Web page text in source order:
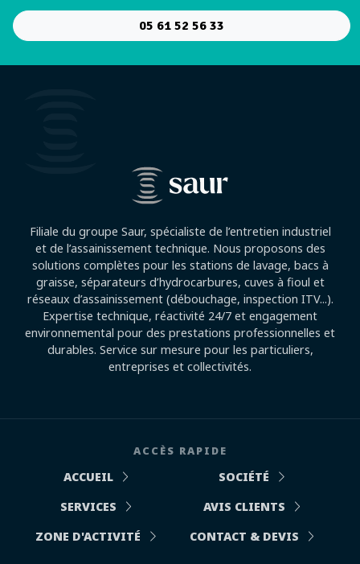
05 61 52 56 33
Filiale du groupe Saur, spécialiste de l’entretien industriel
et de l’assainissement technique. Nous proposons des
solutions complètes pour les stations de lavage, bacs à
graisse, séparateurs d’hydrocarbures, cuves à fioul et
réseaux d’assainissement (débouchage, inspection ITV...).
Expertise technique, réactivité 24/7 et engagement
environnemental pour des prestations professionnelles et
durables. Service sur mesure pour les particuliers,
entreprises et collectivités.
ACCÈS RAPIDE
ACCUEIL
SOCIÉTÉ
SERVICES
AVIS CLIENTS
ZONE D'ACTIVITÉ
CONTACT & DEVIS